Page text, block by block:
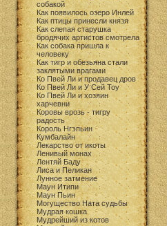
собакой
Как появилось озеро Инлей
Как птицы принесли князя
Как слепая старушка
бродячих артистов смотрела
Как собака пришла к
человеку
Как тигр и обезьяна стали
заклятыми врагами
Ко Пвей Ли и продавец дров
Ко Пвей Ли и У Сей Тоу
Ко Пвей Ли и хозяин
харчевни
Коровы врозь - тигру
радость
Король Нгэпьин
Кумбалайн
Лекарство от икоты
Ленивый монах
Лентяй Баду
Лиса и Пеликан
Лунное затмение
Маун Итипи
Маун Пьин
Могущество Ната судьбы
Мудрая кошка
Мудрейший из котов